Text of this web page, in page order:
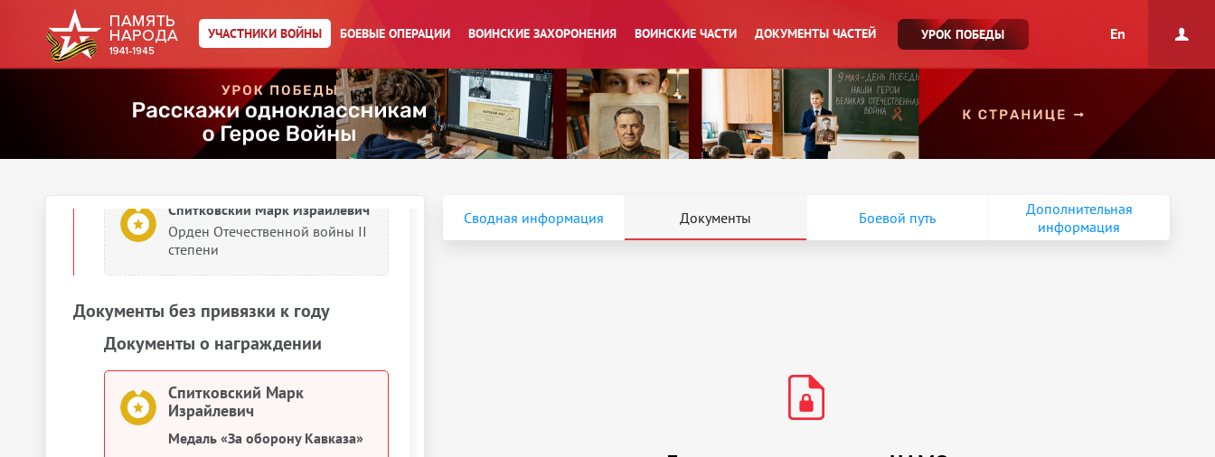
УЧАСТНИКИ ВОЙНЫ БОЕВЫЕ ОПЕРАЦИИ ВОИНСКИЕ ЗАХОРОНЕНИЯ ВОИНСКИЕ ЧАСТИ ДОКУМЕНТЫ ЧАСТЕЙ УРОК ПОБЕДЫ En
Спитковский Марк Израйлевич
Медаль «За боевые заслуги»
Документы о награждении
Спитковский Марк Израйлевич
Орден Отечественной войны II
степени
Документы без привязки к году
Документы о награждении
Спитковский Марк
Израйлевич
Медаль «За оборону Кавказа»
Сводная информация Документы Боевой путь
Дополнительная
информация